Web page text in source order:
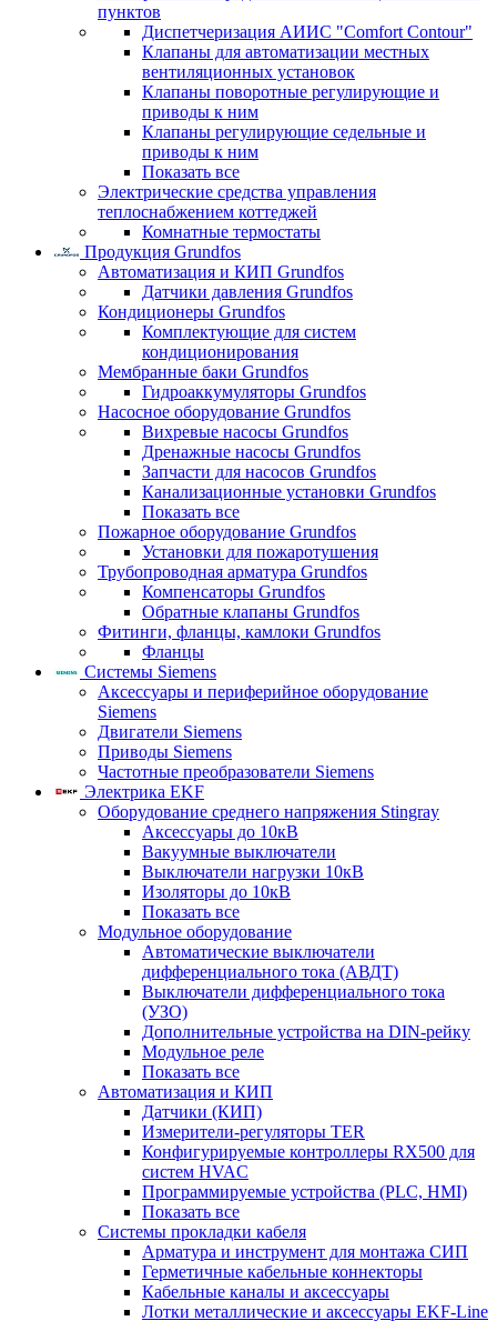
пунктов
Диспетчеризация АИИС "Comfort Contour"
Клапаны для автоматизации местных
вентиляционных установок
Клапаны поворотные регулирующие и
приводы к ним
Клапаны регулирующие седельные и
приводы к ним
Показать все
Электрические средства управления
теплоснабжением коттеджей
Комнатные термостаты
Продукция Grundfos
Автоматизация и КИП Grundfos
Датчики давления Grundfos
Кондиционеры Grundfos
Комплектующие для систем
кондиционирования
Мембранные баки Grundfos
Гидроаккумуляторы Grundfos
Насосное оборудование Grundfos
Вихревые насосы Grundfos
Дренажные насосы Grundfos
Запчасти для насосов Grundfos
Канализационные установки Grundfos
Показать все
Пожарное оборудование Grundfos
Установки для пожаротушения
Трубопроводная арматура Grundfos
Компенсаторы Grundfos
Обратные клапаны Grundfos
Фитинги, фланцы, камлоки Grundfos
Фланцы
Системы Siemens
Аксессуары и периферийное оборудование
Siemens
Двигатели Siemens
Приводы Siemens
Частотные преобразователи Siemens
Электрика EKF
Оборудование среднего напряжения Stingray
Аксессуары до 10кВ
Вакуумные выключатели
Выключатели нагрузки 10кВ
Изоляторы до 10кВ
Показать все
Модульное оборудование
Автоматические выключатели
дифференциального тока (АВДТ)
Выключатели дифференциального тока
(УЗО)
Дополнительные устройства на DIN-рейку
Модульное реле
Показать все
Автоматизация и КИП
Датчики (КИП)
Измерители-регуляторы TER
Конфигурируемые контроллеры RX500 для
систем HVAC
Программируемые устройства (PLC, HMI)
Показать все
Системы прокладки кабеля
Арматура и инструмент для монтажа СИП
Герметичные кабельные коннекторы
Кабельные каналы и аксессуары
Лотки металлические и аксессуары EKF-Line